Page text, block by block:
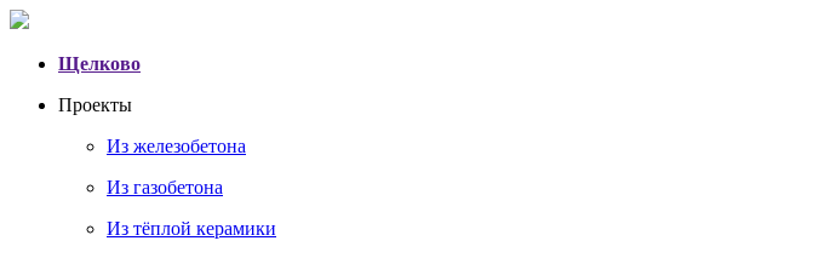
Щелково
Проекты
Из железобетона
Из газобетона
Из тёплой керамики